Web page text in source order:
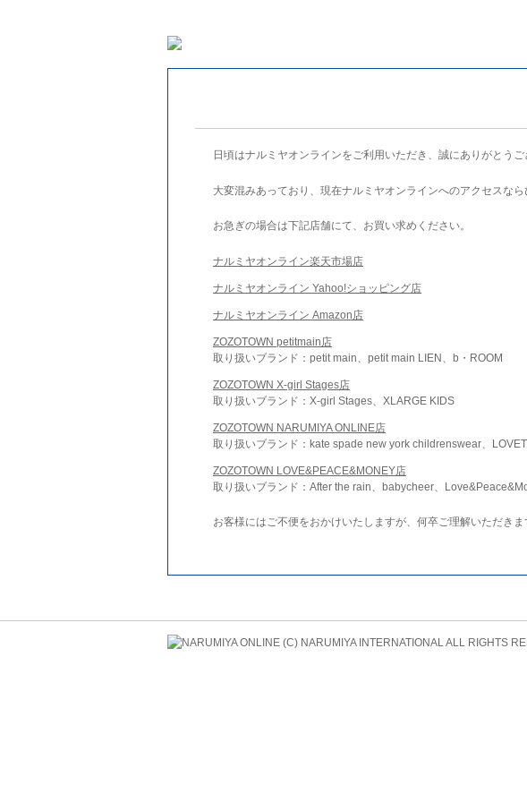
日頃はナルミヤオンラインをご利用いただき、誠にありがとうご
大変混みあっており、現在ナルミヤオンラインへのアクセスなら
お急ぎの場合は下記店舗にて、お買い求めください。
ナルミヤオンライン楽天市場店
ナルミヤオンライン Yahoo!ショッピング店
ナルミヤオンライン Amazon店
ZOZOTOWN petitmain店
取り扱いブランド：petit main、petit main LIEN、b・ROOM
ZOZOTOWN X-girl Stages店
取り扱いブランド：X-girl Stages、XLARGE KIDS
ZOZOTOWN NARUMIYA ONLINE店
取り扱いブランド：kate spade new york childrenswear、
ZOZOTOWN LOVE&PEACE&MONEY店
取り扱いブランド：After the rain、babycheer、
お客様にはご不便をおかけいたしますが、何卒ご理解いただきま